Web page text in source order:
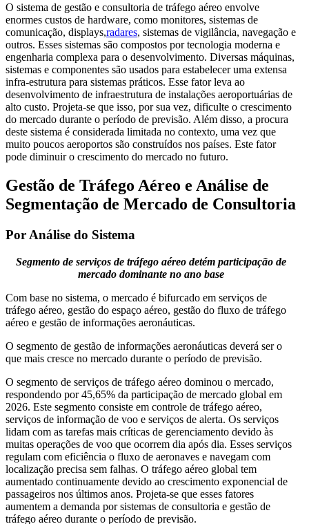
O sistema de gestão e consultoria de tráfego aéreo envolve
enormes custos de hardware, como monitores, sistemas de
comunicação, displays,radares, sistemas de vigilância, navegação e
outros. Esses sistemas são compostos por tecnologia moderna e
engenharia complexa para o desenvolvimento. Diversas máquinas,
sistemas e componentes são usados ​​para estabelecer uma extensa
infra-estrutura para sistemas práticos. Esse fator leva ao
desenvolvimento de infraestrutura de instalações aeroportuárias de
alto custo. Projeta-se que isso, por sua vez, dificulte o crescimento
do mercado durante o período de previsão. Além disso, a procura
deste sistema é considerada limitada no contexto, uma vez que
muito poucos aeroportos são construídos nos países. Este fator
pode diminuir o crescimento do mercado no futuro.
Gestão de Tráfego Aéreo e Análise de
Segmentação de Mercado de Consultoria
Por Análise do Sistema
Segmento de serviços de tráfego aéreo detém participação de
mercado dominante no ano base
Com base no sistema, o mercado é bifurcado em serviços de
tráfego aéreo, gestão do espaço aéreo, gestão do fluxo de tráfego
aéreo e gestão de informações aeronáuticas.
O segmento de gestão de informações aeronáuticas deverá ser o
que mais cresce no mercado durante o período de previsão.
O segmento de serviços de tráfego aéreo dominou o mercado,
respondendo por 45,65% da participação de mercado global em
2026. Este segmento consiste em controle de tráfego aéreo,
serviços de informação de voo e serviços de alerta. Os serviços
lidam com as tarefas mais críticas de gerenciamento devido às
muitas operações de voo que ocorrem dia após dia. Esses serviços
regulam com eficiência o fluxo de aeronaves e navegam com
localização precisa sem falhas. O tráfego aéreo global tem
aumentado continuamente devido ao crescimento exponencial de
passageiros nos últimos anos. Projeta-se que esses fatores
aumentem a demanda por sistemas de consultoria e gestão de
tráfego aéreo durante o período de previsão.